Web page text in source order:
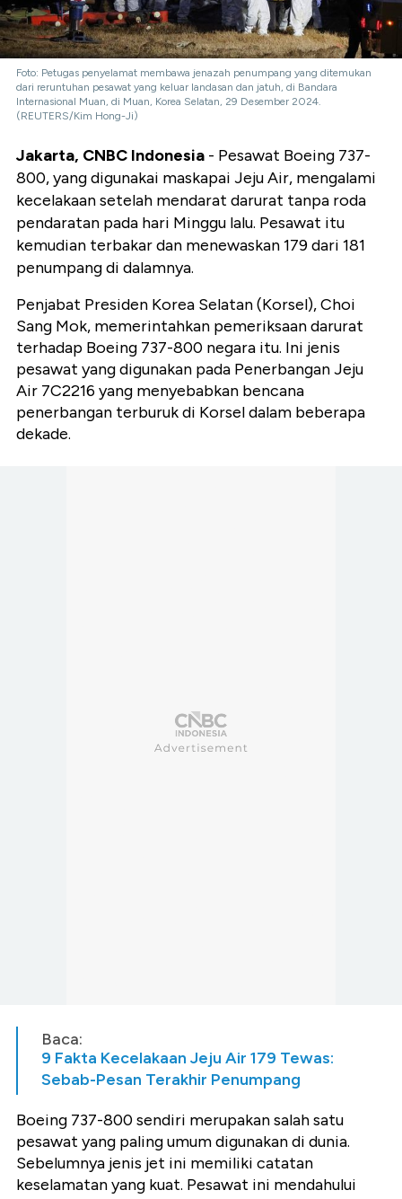
Foto: Petugas penyelamat membawa jenazah penumpang yang ditemukan
dari reruntuhan pesawat yang keluar landasan dan jatuh, di Bandara
Internasional Muan, di Muan, Korea Selatan, 29 Desember 2024.
(REUTERS/Kim Hong-Ji)
Jakarta, CNBC Indonesia - Pesawat Boeing 737-
800, yang digunakai maskapai Jeju Air, mengalami
kecelakaan setelah mendarat darurat tanpa roda
pendaratan pada hari Minggu lalu. Pesawat itu
kemudian terbakar dan menewaskan 179 dari 181
penumpang di dalamnya.
Penjabat Presiden Korea Selatan (Korsel), Choi
Sang Mok, memerintahkan pemeriksaan darurat
terhadap Boeing 737-800 negara itu. Ini jenis
pesawat yang digunakan pada Penerbangan Jeju
Air 7C2216 yang menyebabkan bencana
penerbangan terburuk di Korsel dalam beberapa
dekade.
Baca:
9 Fakta Kecelakaan Jeju Air 179 Tewas:
Sebab-Pesan Terakhir Penumpang
Boeing 737-800 sendiri merupakan salah satu
pesawat yang paling umum digunakan di dunia.
Sebelumnya jenis jet ini memiliki catatan
keselamatan yang kuat. Pesawat ini mendahului